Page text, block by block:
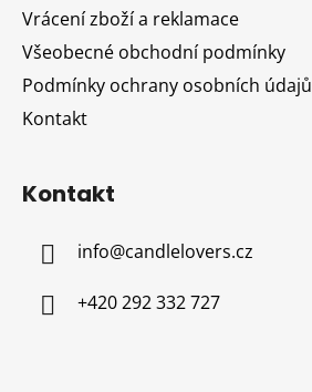
Vrácení zboží a reklamace
Všeobecné obchodní podmínky
Podmínky ochrany osobních údajů
Kontakt
Kontakt
info@candlelovers.cz
+420 292 332 727